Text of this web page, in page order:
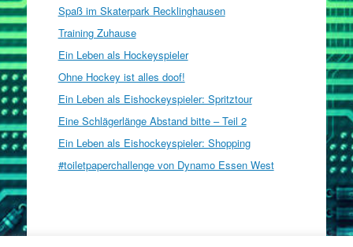
Spaß im Skaterpark Recklinghausen
Training Zuhause
Ein Leben als Hockeyspieler
Ohne Hockey ist alles doof!
Ein Leben als Eishockeyspieler: Spritztour
Eine Schlägerlänge Abstand bitte – Teil 2
Ein Leben als Eishockeyspieler: Shopping
#toiletpaperchallenge von Dynamo Essen West